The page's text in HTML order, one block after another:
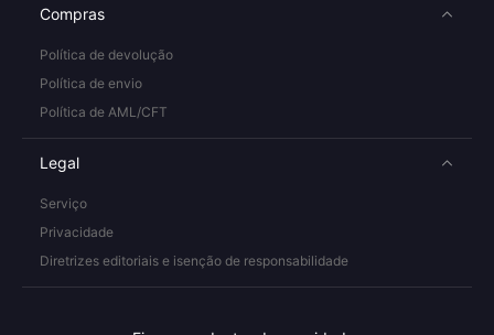
Compras
Política de devolução
Política de envio
Política de AML/CFT
Legal
Serviço
Privacidade
Diretrizes editoriais e isenção de responsabilidade